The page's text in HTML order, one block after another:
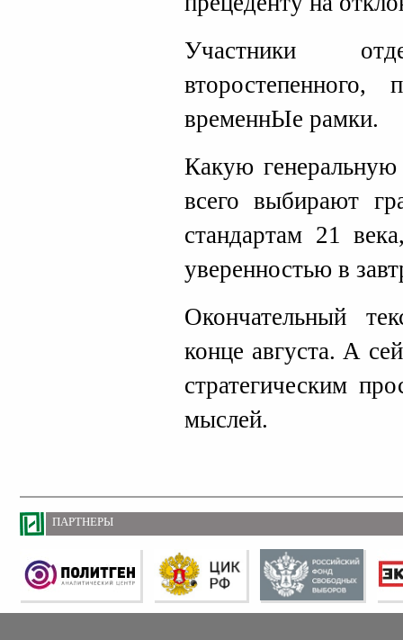
Участники
временнЫе рамки.
Какую
всего выбирают
стандартам 21
уверенностью в
Окончательный
конце августа. А
стратегическим
мыслей.
ПАРТНЕРЫ